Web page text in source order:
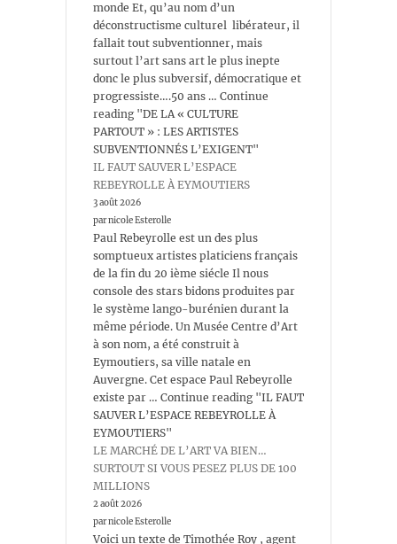
monde Et, qu’au nom d’un
déconstructisme culturel libérateur, il
fallait tout subventionner, mais
surtout l’art sans art le plus inepte
donc le plus subversif, démocratique et
progressiste….50 ans … Continue
reading "DE LA « CULTURE
PARTOUT » : LES ARTISTES
SUBVENTIONNÉS L’EXIGENT"
IL FAUT SAUVER L’ESPACE
REBEYROLLE À EYMOUTIERS
3 août 2026
par nicole Esterolle
Paul Rebeyrolle est un des plus
somptueux artistes platiciens français
de la fin du 20 ième siécle Il nous
console des stars bidons produites par
le système lango-burénien durant la
même période. Un Musée Centre d’Art
à son nom, a été construit à
Eymoutiers, sa ville natale en
Auvergne. Cet espace Paul Rebeyrolle
existe par … Continue reading "IL FAUT
SAUVER L’ESPACE REBEYROLLE À
EYMOUTIERS"
LE MARCHÉ DE L’ART VA BIEN…
SURTOUT SI VOUS PESEZ PLUS DE 100
MILLIONS
2 août 2026
par nicole Esterolle
Voici un texte de Timothée Roy , agent